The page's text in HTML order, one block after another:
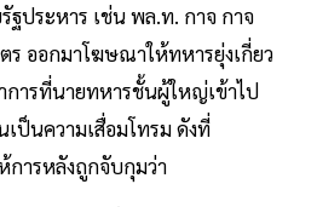
ฐประหาร เช่น พล.ท. กาจ กาจ
ออกมาโฆษณาให้ทหารยุ่งเกี่ยว
การที่นายทหารชั้นผู้ใหญ่เข้าไป
ป็นความเสื่อมโทรม ดังที่
ารหลังถูกจับกุมว่า